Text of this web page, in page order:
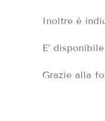
Inoltre è
E’
Grazie alla